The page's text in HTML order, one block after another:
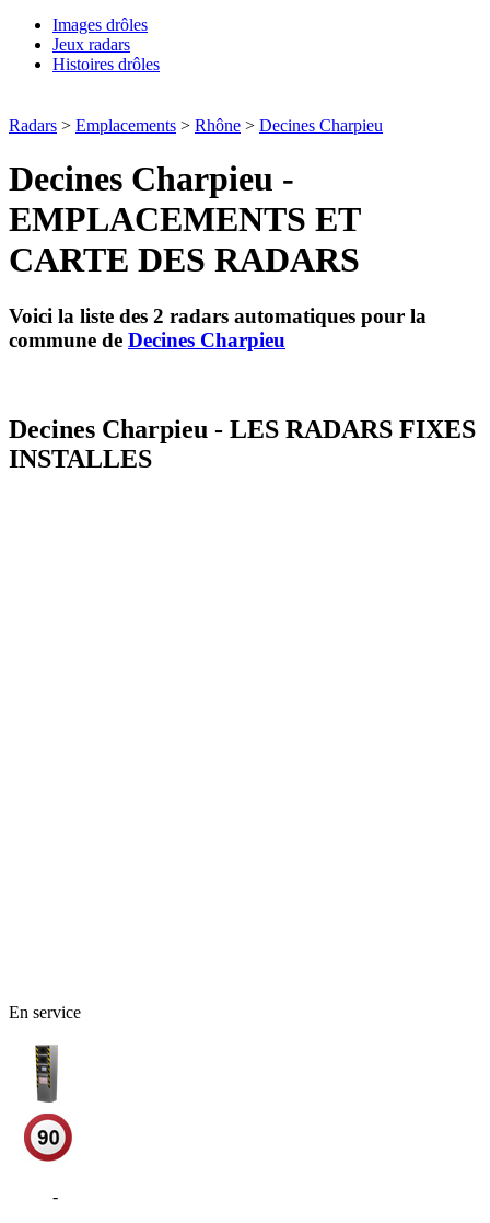
Images drôles
Jeux radars
Histoires drôles
Radars > Emplacements > Rhône > Decines Charpieu
Decines Charpieu -
EMPLACEMENTS ET
CARTE DES RADARS
Voici la liste des 2 radars automatiques pour la
commune de Decines Charpieu
Decines Charpieu - LES RADARS FIXES
INSTALLES
En service
-